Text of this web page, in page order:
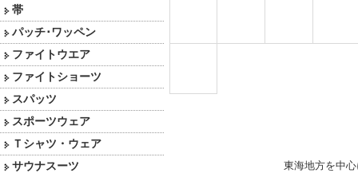
帯
パッチ･ワッペン
ファイトウエア
ファイトショーツ
スパッツ
スポーツウェア
Ｔシャツ・ウェア
サウナスーツ
東海地方を中